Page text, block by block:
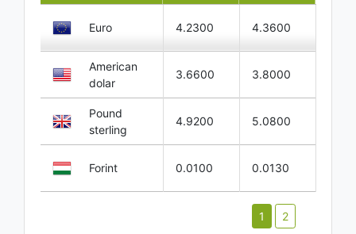
Euro 4.2300 4.3600
American
dolar
3.6600 3.8000
Pound
sterling
4.9200 5.0800
Forint 0.0100 0.0130
1 2